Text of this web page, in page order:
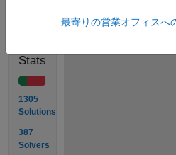
Stats
1305
Solutions
387
Solvers
最寄りの営業オフィスへ